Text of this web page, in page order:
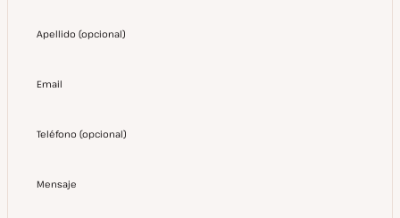
Apellido (opcional)
Email
Teléfono (opcional)
Mensaje